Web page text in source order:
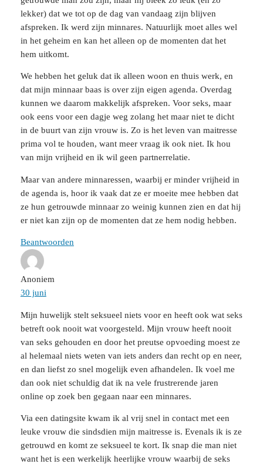
lekker) dat we tot op de dag van vandaag zijn blijven
afspreken. Ik werd zijn minnares. Natuurlijk moet alles wel
in het geheim en kan het alleen op de momenten dat het
hem uitkomt.
We hebben het geluk dat ik alleen woon en thuis werk, en
dat mijn minnaar baas is over zijn eigen agenda. Overdag
kunnen we daarom makkelijk afspreken. Voor seks, maar
ook eens voor een dagje weg zolang het maar niet te dicht
in de buurt van zijn vrouw is. Zo is het leven van maitresse
prima vol te houden, want meer vraag ik ook niet. Ik hou
van mijn vrijheid en ik wil geen partnerrelatie.
Maar van andere minnaressen, waarbij er minder vrijheid in
de agenda is, hoor ik vaak dat ze er moeite mee hebben dat
ze hun getrouwde minnaar zo weinig kunnen zien en dat hij
er niet kan zijn op de momenten dat ze hem nodig hebben.
Beantwoorden
Anoniem
30 juni
Mijn huwelijk stelt seksueel niets voor en heeft ook wat seks
betreft ook nooit wat voorgesteld. Mijn vrouw heeft nooit
van seks gehouden en door het preutse opvoeding moest ze
al helemaal niets weten van iets anders dan recht op en neer,
en dan liefst zo snel mogelijk even afhandelen. Ik voel me
dan ook niet schuldig dat ik na vele frustrerende jaren
online op zoek ben gegaan naar een minnares.
Via een datingsite kwam ik al vrij snel in contact met een
leuke vrouw die sindsdien mijn maitresse is. Evenals ik is ze
getrouwd en komt ze seksueel te kort. Ik snap die man niet
want het is een werkelijk heerlijke vrouw waarbij de seks